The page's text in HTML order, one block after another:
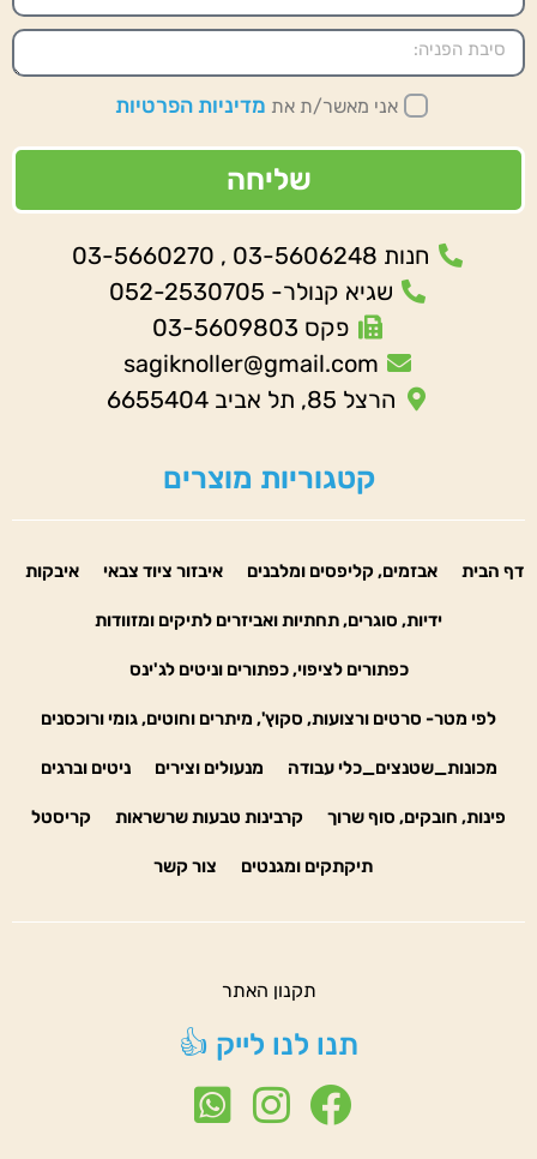
אני מאשר/ת את מדיניות הפרטיות
שליחה
חנות 03-5606248 , 03-5660270
שגיא קנולר- 052-2530705
פקס 03-5609803
sagiknoller@gmail.com
הרצל 85, תל אביב 6655404
קטגוריות מוצרים
דף הבית אבזמים, קליפסים ומלבנים איבזור ציוד צבאי איבקות
ידיות, סוגרים, תחתיות ואביזרים לתיקים ומזוודות
כפתורים לציפוי, כפתורים וניטים לג'ינס
לפי מטר- סרטים ורצועות, סקוץ', מיתרים וחוטים, גומי ורוכסנים
מכונות_שטנצים_כלי עבודה מנעולים וצירים ניטים וברגים
פינות, חובקים, סוף שרוך קרבינות טבעות שרשראות קריסטל
תיקתקים ומגנטים צור קשר
תקנון האתר
תנו לנו לייק 👍